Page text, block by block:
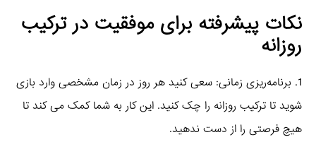
نکات پیشرفته برای موفقیت در ترکیب
روزانه
1. برنامه‌ریزی زمانی: سعی کنید هر روز در زمان مشخصی وارد بازی
شوید تا ترکیب روزانه را چک کنید. این کار به شما کمک می‌ کند تا
هیچ فرصتی را از دست ندهید.